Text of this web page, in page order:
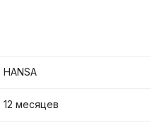
HANSA
12 месяцев